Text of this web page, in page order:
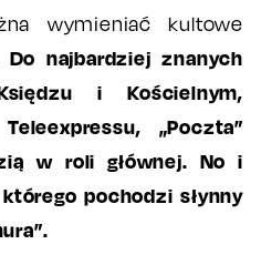
wymieniać kultowe
Do najbardziej znanych
i Kościelnym,
„Poczta”
w roli głównej. No i
pochodzi słynny